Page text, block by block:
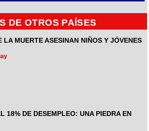
DE OTROS PAÍSES
LA MUERTE ASESINAN NIÑOS Y JÓVENES
18% DE DESEMPLEO: UNA PIEDRA EN